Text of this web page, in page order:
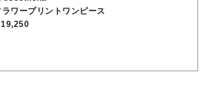
たりな1枚です🌈 ご自宅でのお洗濯もOKで
％
ラワープリントワンピース